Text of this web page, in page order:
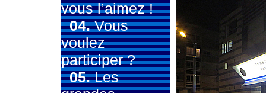
vous l’aimez !
04.Vous
voulez
participer ?
05.Les